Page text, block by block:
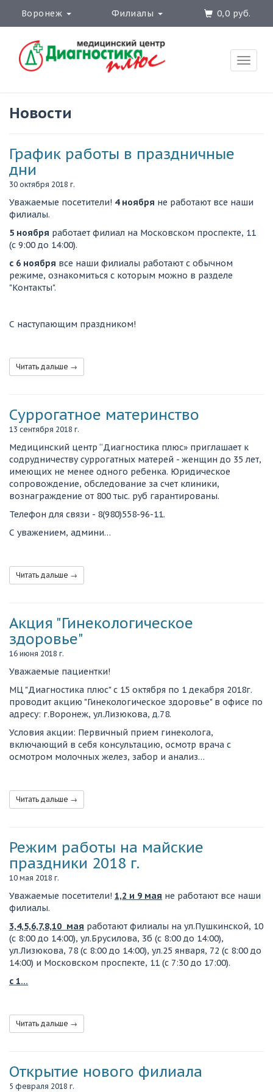
Воронеж Филиалы 0,0 руб.
Toggle
Новости
График работы в праздничные
дни
30 октября 2018 г.
Уважаемые посетители! 4 ноября не работают все наши
филиалы.
5 ноября работает филиал на Московском проспекте, 11
(с 9:00 до 14:00).
с 6 ноября все наши филиалы работают с обычном
режиме, ознакомиться с которым можно в разделе
"Контакты".
С наступающим праздником!
Читать дальше →
Суррогатное материнство
13 сентября 2018 г.
Медицинский центр “Диагностика плюс» приглашает к
содрудничеству суррогатных матерей - женщин до 35 лет,
имеющих не менее одного ребенка. Юридическое
сопровождение, обследование за счет клиники,
вознаграждение от 800 тыс. руб гарантированы.
Телефон для связи - 8(980)558-96-11.
С уважением, админи…
Читать дальше →
Акция "Гинекологическое
здоровье"
16 июня 2018 г.
Уважаемые пациентки!
МЦ "Диагностика плюс" с 15 октября по 1 декабря 2018г.
проводит акцию "Гинекологическое здоровье" в офисе по
адресу: г.Воронеж, ул.Лизюкова, д.78.
Условия акции: Первичный прием гинеколога,
включающий в себя консультацию, осмотр врача с
осмотром молочных желез, забор и анализ…
Читать дальше →
Режим работы на майские
праздники 2018 г.
10 мая 2018 г.
Уважаемые посетители! 1,2 и 9 мая не работают все наши
филиалы.
3,4,5,6,7,8,10 мая работают филиалы на ул.Пушкинской, 10
(с 8:00 до 14:00), ул.Брусилова, 3б (с 8:00 до 14:00),
ул.Лизюкова, 78 (с 8:00 до 14:00), ул.25 января, 72 (с 8:00 до
14:00) и Московском проспекте, 11 (с 7:30 до 17:00).
c 1…
Читать дальше →
Открытие нового филиала
5 февраля 2018 г.